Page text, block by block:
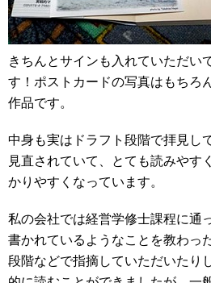
きちんとサインも入れていただい
す！ポストカードの写真はもちろ
作品です。
中身も実はドラフト段階で拝見し
見直されていて、とても読みやす
かりやすくなっています。
私の会社では経営学修士課程に通
書かれているようなことを教わっ
段階などで指摘していただいたり